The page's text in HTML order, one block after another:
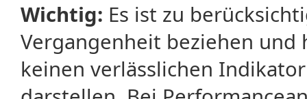
Wichtig: Es ist zu
Vergangenheit beziehen
keinen verlässlichen